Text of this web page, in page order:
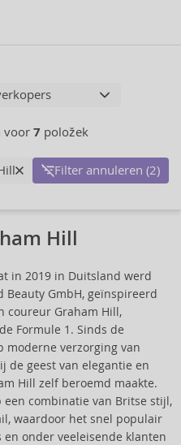
voor 7 položek
Filter annuleren (2)
Hill
in 2019 in Duitsland werd
GmbH, geïnspireerd
coureur Graham Hill,
Formule 1. Sinds de
verzorging van
de geest van elegantie en
Hill zelf beroemd maakte.
een combinatie van Britse stijl,
waardoor het snel populair
onder veeleisende klanten